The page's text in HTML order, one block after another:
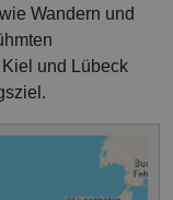
Wandern und
und Lübeck